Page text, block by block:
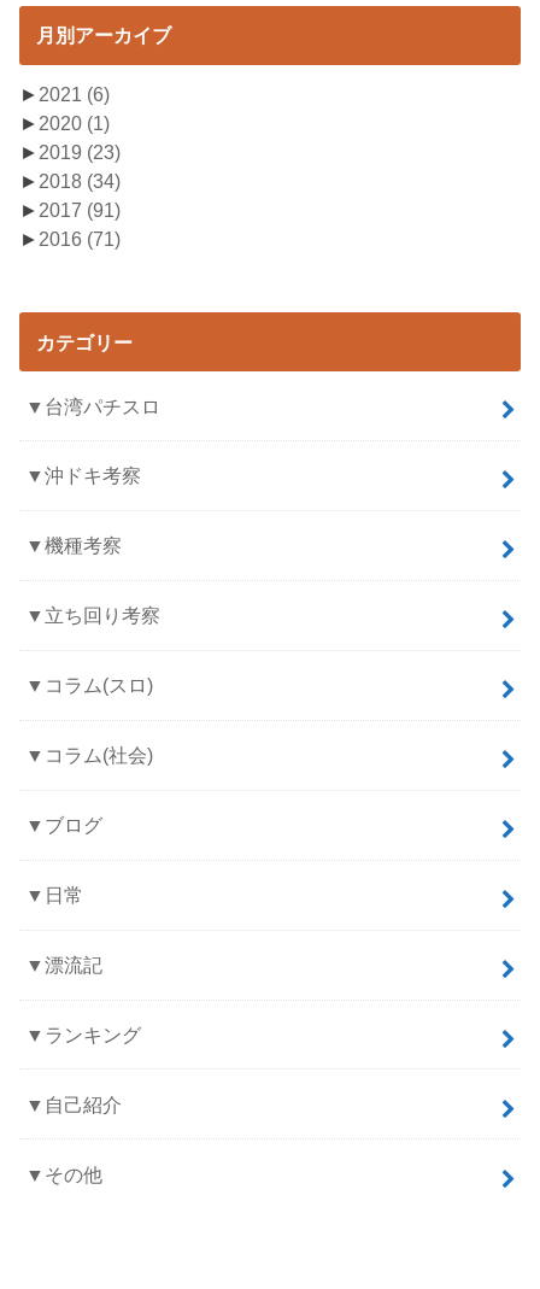
月別アーカイブ
► 2021 (6)
► 2020 (1)
► 2019 (23)
► 2018 (34)
► 2017 (91)
► 2016 (71)
カテゴリー
▼台湾パチスロ
▼沖ドキ考察
▼機種考察
▼立ち回り考察
▼コラム(スロ)
▼コラム(社会)
▼ブログ
▼日常
▼漂流記
▼ランキング
▼自己紹介
▼その他